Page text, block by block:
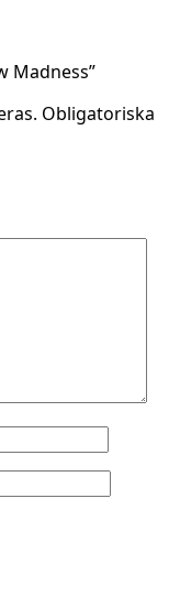
Madness”
Obligatoriska